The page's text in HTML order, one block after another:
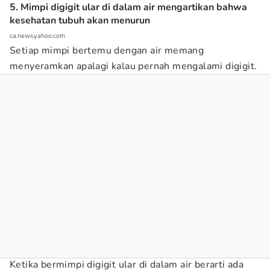
5. Mimpi digigit ular di dalam air mengartikan bahwa
kesehatan tubuh akan menurun
ca.news.yahoo.com
Setiap mimpi bertemu dengan air memang
menyeramkan apalagi kalau pernah mengalami digigit.
Ketika bermimpi digigit ular di dalam air berarti ada